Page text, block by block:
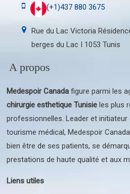
(+1)437 880 3675
Rue du Lac Victoria
berges du Lac I 1053 Tunis
A propos
Medespoir Canada figure parmi les
chirurgie esthetique Tunisie les plus
professionnelles. Leader et initiateur
tourisme médical, Medespoir
bien être de ses patients, se
prestations de haute qualité et aux
Liens utiles